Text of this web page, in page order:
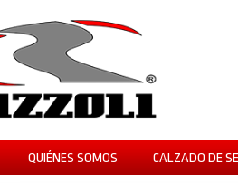
QUIÉNES SOMOS CALZADO DE